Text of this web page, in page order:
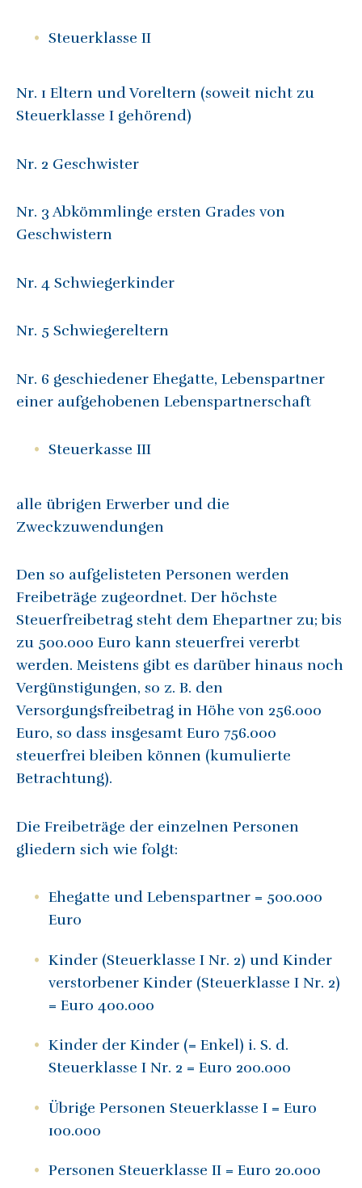
Steuerklasse II
Nr. 1 Eltern und Voreltern (soweit nicht zu
Steuerklasse I gehörend)
Nr. 2 Geschwister
Nr. 3 Abkömmlinge ersten Grades von
Geschwistern
Nr. 4 Schwiegerkinder
Nr. 5 Schwiegereltern
Nr. 6 geschiedener Ehegatte, Lebenspartner
einer aufgehobenen Lebenspartnerschaft
Steuerkasse III
alle übrigen Erwerber und die
Zweckzuwendungen
Den so aufgelisteten Personen werden
Freibeträge zugeordnet. Der höchste
Steuerfreibetrag steht dem Ehepartner zu; bis
zu 500.000 Euro kann steuerfrei vererbt
werden. Meistens gibt es darüber hinaus noch
Vergünstigungen, so z. B. den
Versorgungsfreibetrag in Höhe von 256.000
Euro, so dass insgesamt Euro 756.000
steuerfrei bleiben können (kumulierte
Betrachtung).
Die Freibeträge der einzelnen Personen
gliedern sich wie folgt:
Ehegatte und Lebenspartner = 500.000
Euro
Kinder (Steuerklasse I Nr. 2) und Kinder
verstorbener Kinder (Steuerklasse I Nr. 2)
= Euro 400.000
Kinder der Kinder (= Enkel) i. S. d.
Steuerklasse I Nr. 2 = Euro 200.000
Übrige Personen Steuerklasse I = Euro
100.000
Personen Steuerklasse II = Euro 20.000